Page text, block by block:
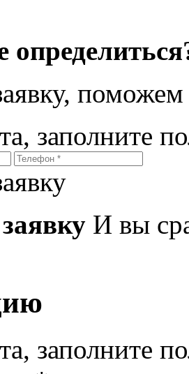
заполните
И вы
заполните